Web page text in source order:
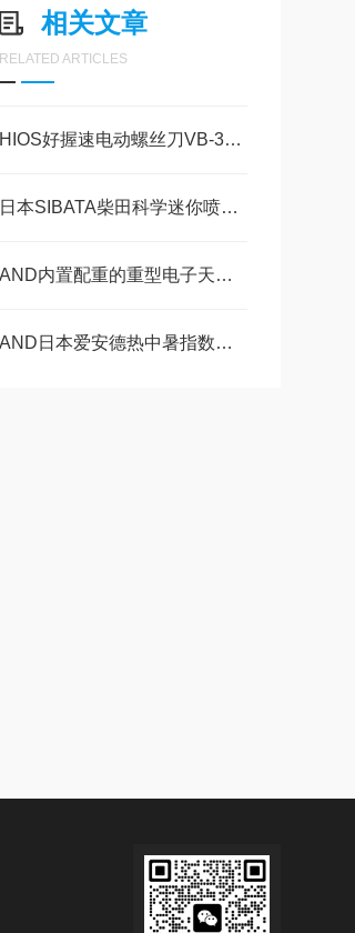
相关文章
RELATED ARTICLES
HIOS好握速电动螺丝刀VB-3012的特点
日本SIBATA柴田科学迷你喷雾干燥机 S-300技术参数
AND内置配重的重型电子天平 GX-12001L-K的操作使用
AND日本爱安德热中暑指数监测仪AD-5698B技术特点